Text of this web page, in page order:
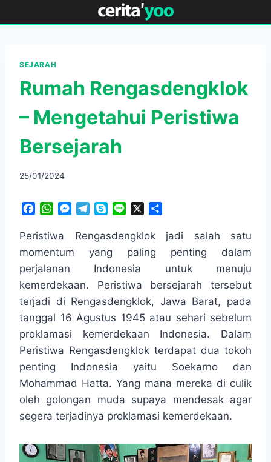
to
SEJARAH
Rumah Rengasdengklok
– Mengetahui Peristiwa
Bersejarah
25/01/2024
c
e
b
o
o
k
W
a
t
A
p
p
M
s
s
g
e
l
e
g
m
y
p
e
n
e
a
Peristiwa Rengasdengklok jadi salah satu
momentum yang paling penting dalam
perjalanan Indonesia untuk menuju
kemerdekaan. Peristiwa bersejarah tersebut
terjadi di Rengasdengklok, Jawa Barat, pada
tanggal 16 Agustus 1945 atau sehari sebelum
proklamasi kemerdekaan Indonesia. Dalam
Peristiwa Rengasdengklok terdapat dua tokoh
penting Indonesia yaitu Soekarno dan
Mohammad Hatta. Yang mana mereka di culik
oleh golongan muda supaya mendesak agar
segera terjadinya proklamasi kemerdekaan.